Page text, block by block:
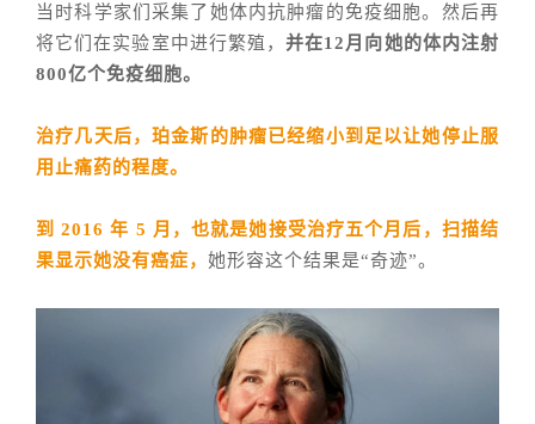
当时科学家们采集了她体内抗肿瘤的免疫细胞。然后再
将它们在实验室中进行繁殖，并在12月向她的体内注射
800亿个免疫细胞。
治疗几天后，珀金斯的肿瘤已经缩小到足以让她停止服
用止痛药的程度。
到 2016 年 5 月，也就是她接受治疗五个月后，扫描结
果显示她没有癌症， 她形容这个结果是“奇迹”。